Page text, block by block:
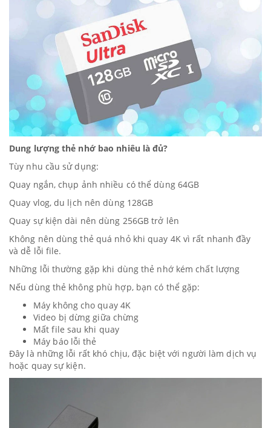
Dung lượng thẻ nhớ bao nhiêu là đủ?
Tùy nhu cầu sử dụng:
Quay ngắn, chụp ảnh nhiều có thể dùng 64GB
Quay vlog, du lịch nên dùng 128GB
Quay sự kiện dài nên dùng 256GB trở lên
Không nên dùng thẻ quá nhỏ khi quay 4K vì rất nhanh đầy
và dễ lỗi file.
Những lỗi thường gặp khi dùng thẻ nhớ kém chất lượng
Nếu dùng thẻ không phù hợp, bạn có thể gặp:
Máy không cho quay 4K
Video bị dừng giữa chừng
Mất file sau khi quay
Máy báo lỗi thẻ
Đây là những lỗi rất khó chịu, đặc biệt với người làm dịch vụ
hoặc quay sự kiện.